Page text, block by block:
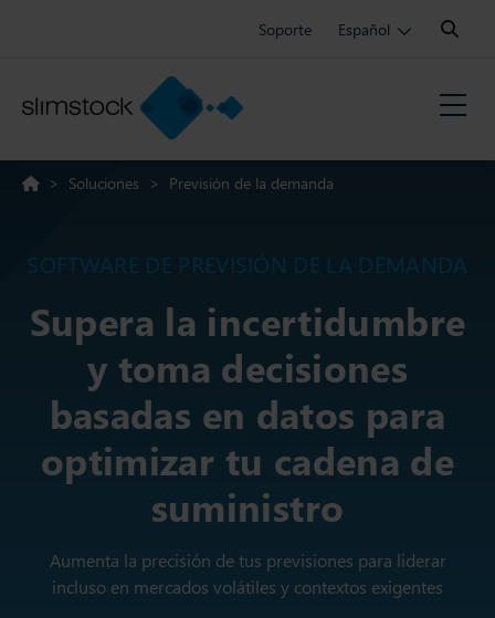
Soporte Español
Search:
> Soluciones > Previsión de la demanda
SOFTWARE DE PREVISIÓN DE LA DEMANDA
Supera la incertidumbre
y toma decisiones
basadas en datos para
optimizar tu cadena de
suministro
Aumenta la precisión de tus previsiones para liderar
incluso en mercados volátiles y contextos exigentes